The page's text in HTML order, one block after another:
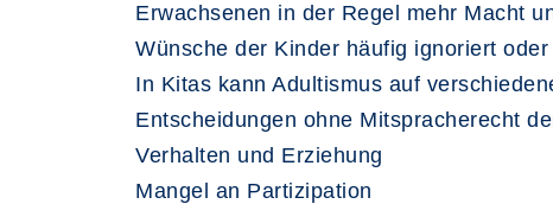
Erwachsenen in der Regel mehr Macht
Wünsche der Kinder häufig ignoriert
In Kitas kann Adultismus auf
Entscheidungen ohne Mitspracherecht
Verhalten und Erziehung
Mangel an Partizipation